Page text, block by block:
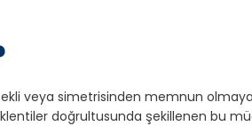
veya simetrisinden memnun
doğrultusunda şekillenen bu